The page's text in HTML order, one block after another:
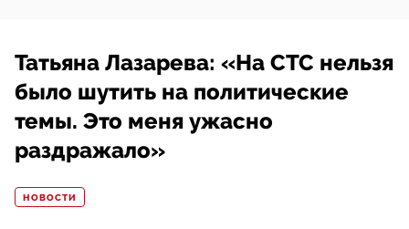
Татьяна Лазарева: «На СТС нельзя
было шутить на политические
темы. Это меня ужасно
раздражало»
НОВОСТИ